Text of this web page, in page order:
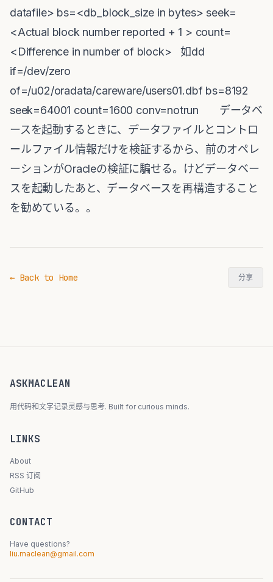
datafile> bs=<db_block_size in bytes> seek=
<Actual block number reported + 1 > count=
<Difference in number of block> 如dd
if=/dev/zero
of=/u02/oradata/careware/users01.dbf bs=8192
seek=64001 count=1600 conv=notrun データベ
ースを起動するときに、データファイルとコントロ
ールファイル情報だけを検証するから、前のオペレ
ーションがOracleの検証に騙せる。けどデータベー
スを起動したあと、データベースを再構造すること
を勧めている。。
← Back to Home 分享
ASKMACLEAN
用代码和文字记录灵感与思考. Built for curious minds.
LINKS
About
RSS 订阅
GitHub
CONTACT
Have questions?
liu.maclean@gmail.com